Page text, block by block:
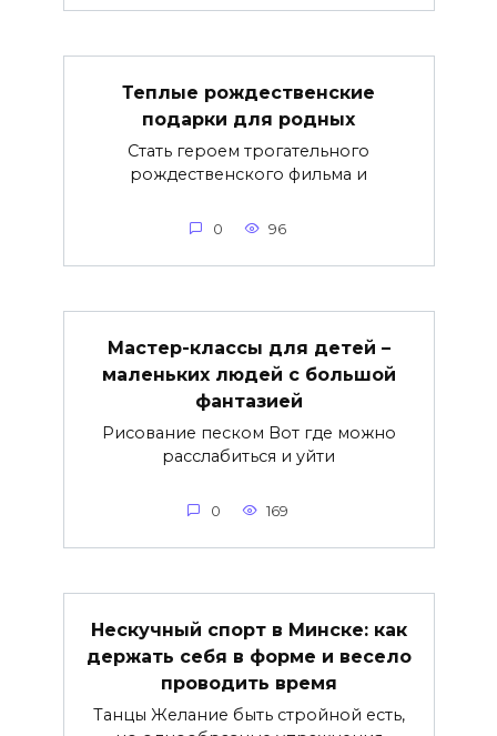
Теплые рождественские
подарки для родных
Стать героем трогательного
рождественского фильма и
0 96
Мастер-классы для детей –
маленьких людей с большой
фантазией
Рисование песком Вот где можно
расслабиться и уйти
0 169
Нескучный спорт в Минске: как
держать себя в форме и весело
проводить время
Танцы Желание быть стройной есть,